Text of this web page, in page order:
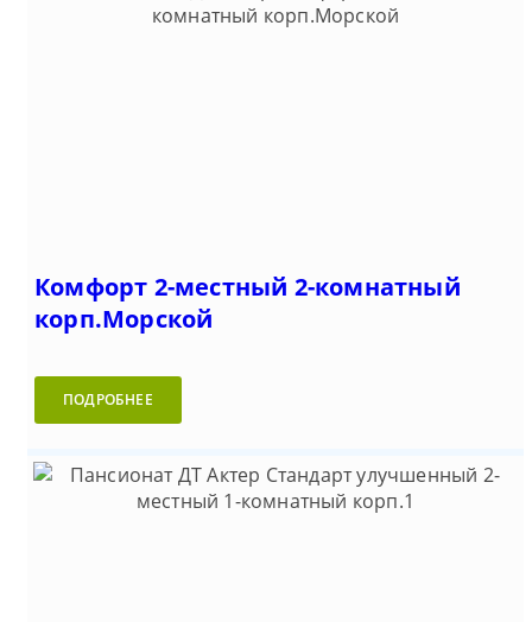
Комфорт 2-местный 2-комнатный
корп.Морской
ПОДРОБНЕЕ